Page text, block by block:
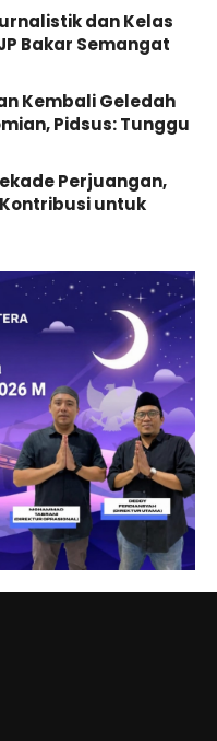
dan Kelas
Bakar Semangat
Kembali Geledah
Pidsus: Tunggu
Perjuangan,
untuk